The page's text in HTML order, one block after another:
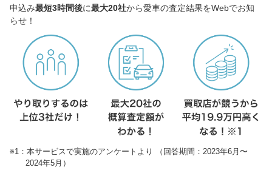
申込み最短3時間後に最大20社から愛車の査定結果をWebでお知
らせ！
※1：本サービスで実施のアンケートより （回答期間：2023年6月〜
2024年5月）